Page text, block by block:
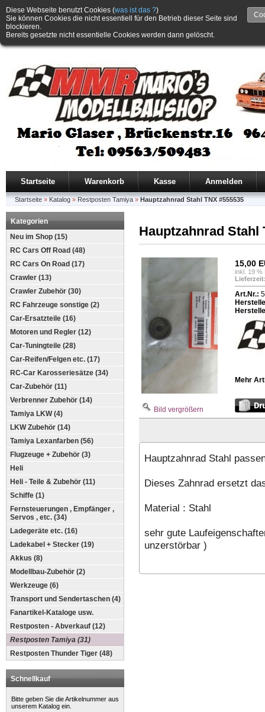
Diese Webseite benutzt Cookies (was ist das ?)
Sie können Cookies die nicht essentiell für den Betrieb dieser Seite sind
blockieren.
Bereits gesetzte nicht essentielle Cookies werden dann gelöscht.
Startseite Warenkorb Kasse Anmelden
Startseite » Katalog » Restposten Tamiya » Hauptzahnrad Stahl TNX #555535
Kategorien
Neu im Shop (15)
RC Cars Off Road (48)
RC Cars On Road (17)
Crawler (13)
Crawler Zubehör (30)
RC Fahrzeuge sonstige (2)
Car-Ersatzteile (16)
Motoren und Regler (12)
Car-Tuningteile (28)
Car-Reifen/Felgen etc. (17)
RC-Car Karosseriesätze (34)
Car-Zubehör (11)
Verbrenner Zubehör (14)
Tamiya LKW (4)
LKW Zubehör (14)
Tamiya Lexanfarben (56)
Flugzeuge + Zubehör (3)
Heli
Heli - Teile & Zubehör (11)
Schiffe (1)
Fernsteuerungen , Empfänger ,
Servos , etc. (34)
Ladegeräte etc. (16)
Ladekabel + Stecker (19)
Akkus (8)
Modellbau-Zubehör (2)
Werkzeuge (6)
Transport und Sendertaschen (4)
Fanartikel-Kataloge usw.
Restposten - Abverkauf (12)
Restposten Tamiya (31)
Restposten Thunder Tiger (48)
Schnellkauf
Bitte geben Sie die Artikelnummer aus
unserem Katalog ein.
Hauptzahnrad Stahl
Bild vergrößern
15,00
inkl. 19
Art.Nr.:
Mehr
Hauptzahnrad Stahl
Dieses Zahnrad ersetzt
Material : Stahl
sehr gute
unzerstörbar )